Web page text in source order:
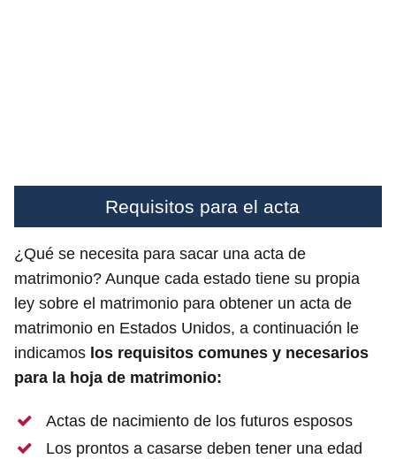
Requisitos para el acta
¿Qué se necesita para sacar una acta de
matrimonio? Aunque cada estado tiene su propia
ley sobre el matrimonio para obtener un acta de
matrimonio en Estados Unidos, a continuación le
indicamos los requisitos comunes y necesarios
para la hoja de matrimonio:
Actas de nacimiento de los futuros esposos
Los prontos a casarse deben tener una edad